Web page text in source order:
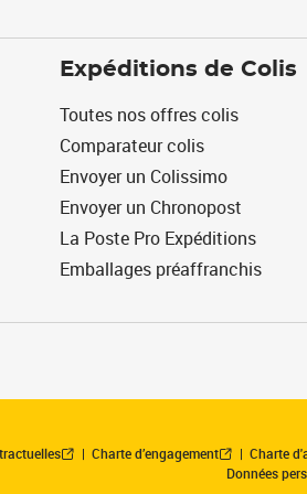
Expéditions de Colis
Toutes nos offres colis
Comparateur colis
Envoyer un Colissimo
Envoyer un Chronopost
La Poste Pro Expéditions
Emballages préaffranchis
Charte d’engagement Charte
Données